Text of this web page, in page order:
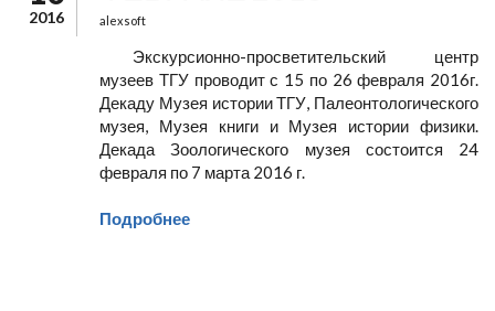
2016 alexsoft
Экскурсионно-просветительский центр
музеев ТГУ проводит с 15 по 26 февраля 2016г.
Декаду Музея истории ТГУ, Палеонтологического
музея, Музея книги и Музея истории физики.
Декада Зоологического музея состоится 24
февраля по 7 марта 2016 г.
Подробнее